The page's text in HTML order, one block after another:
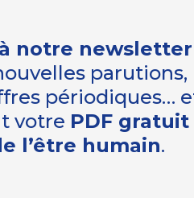
notre newsletter
périodiques…
votre PDF
l’être humain.